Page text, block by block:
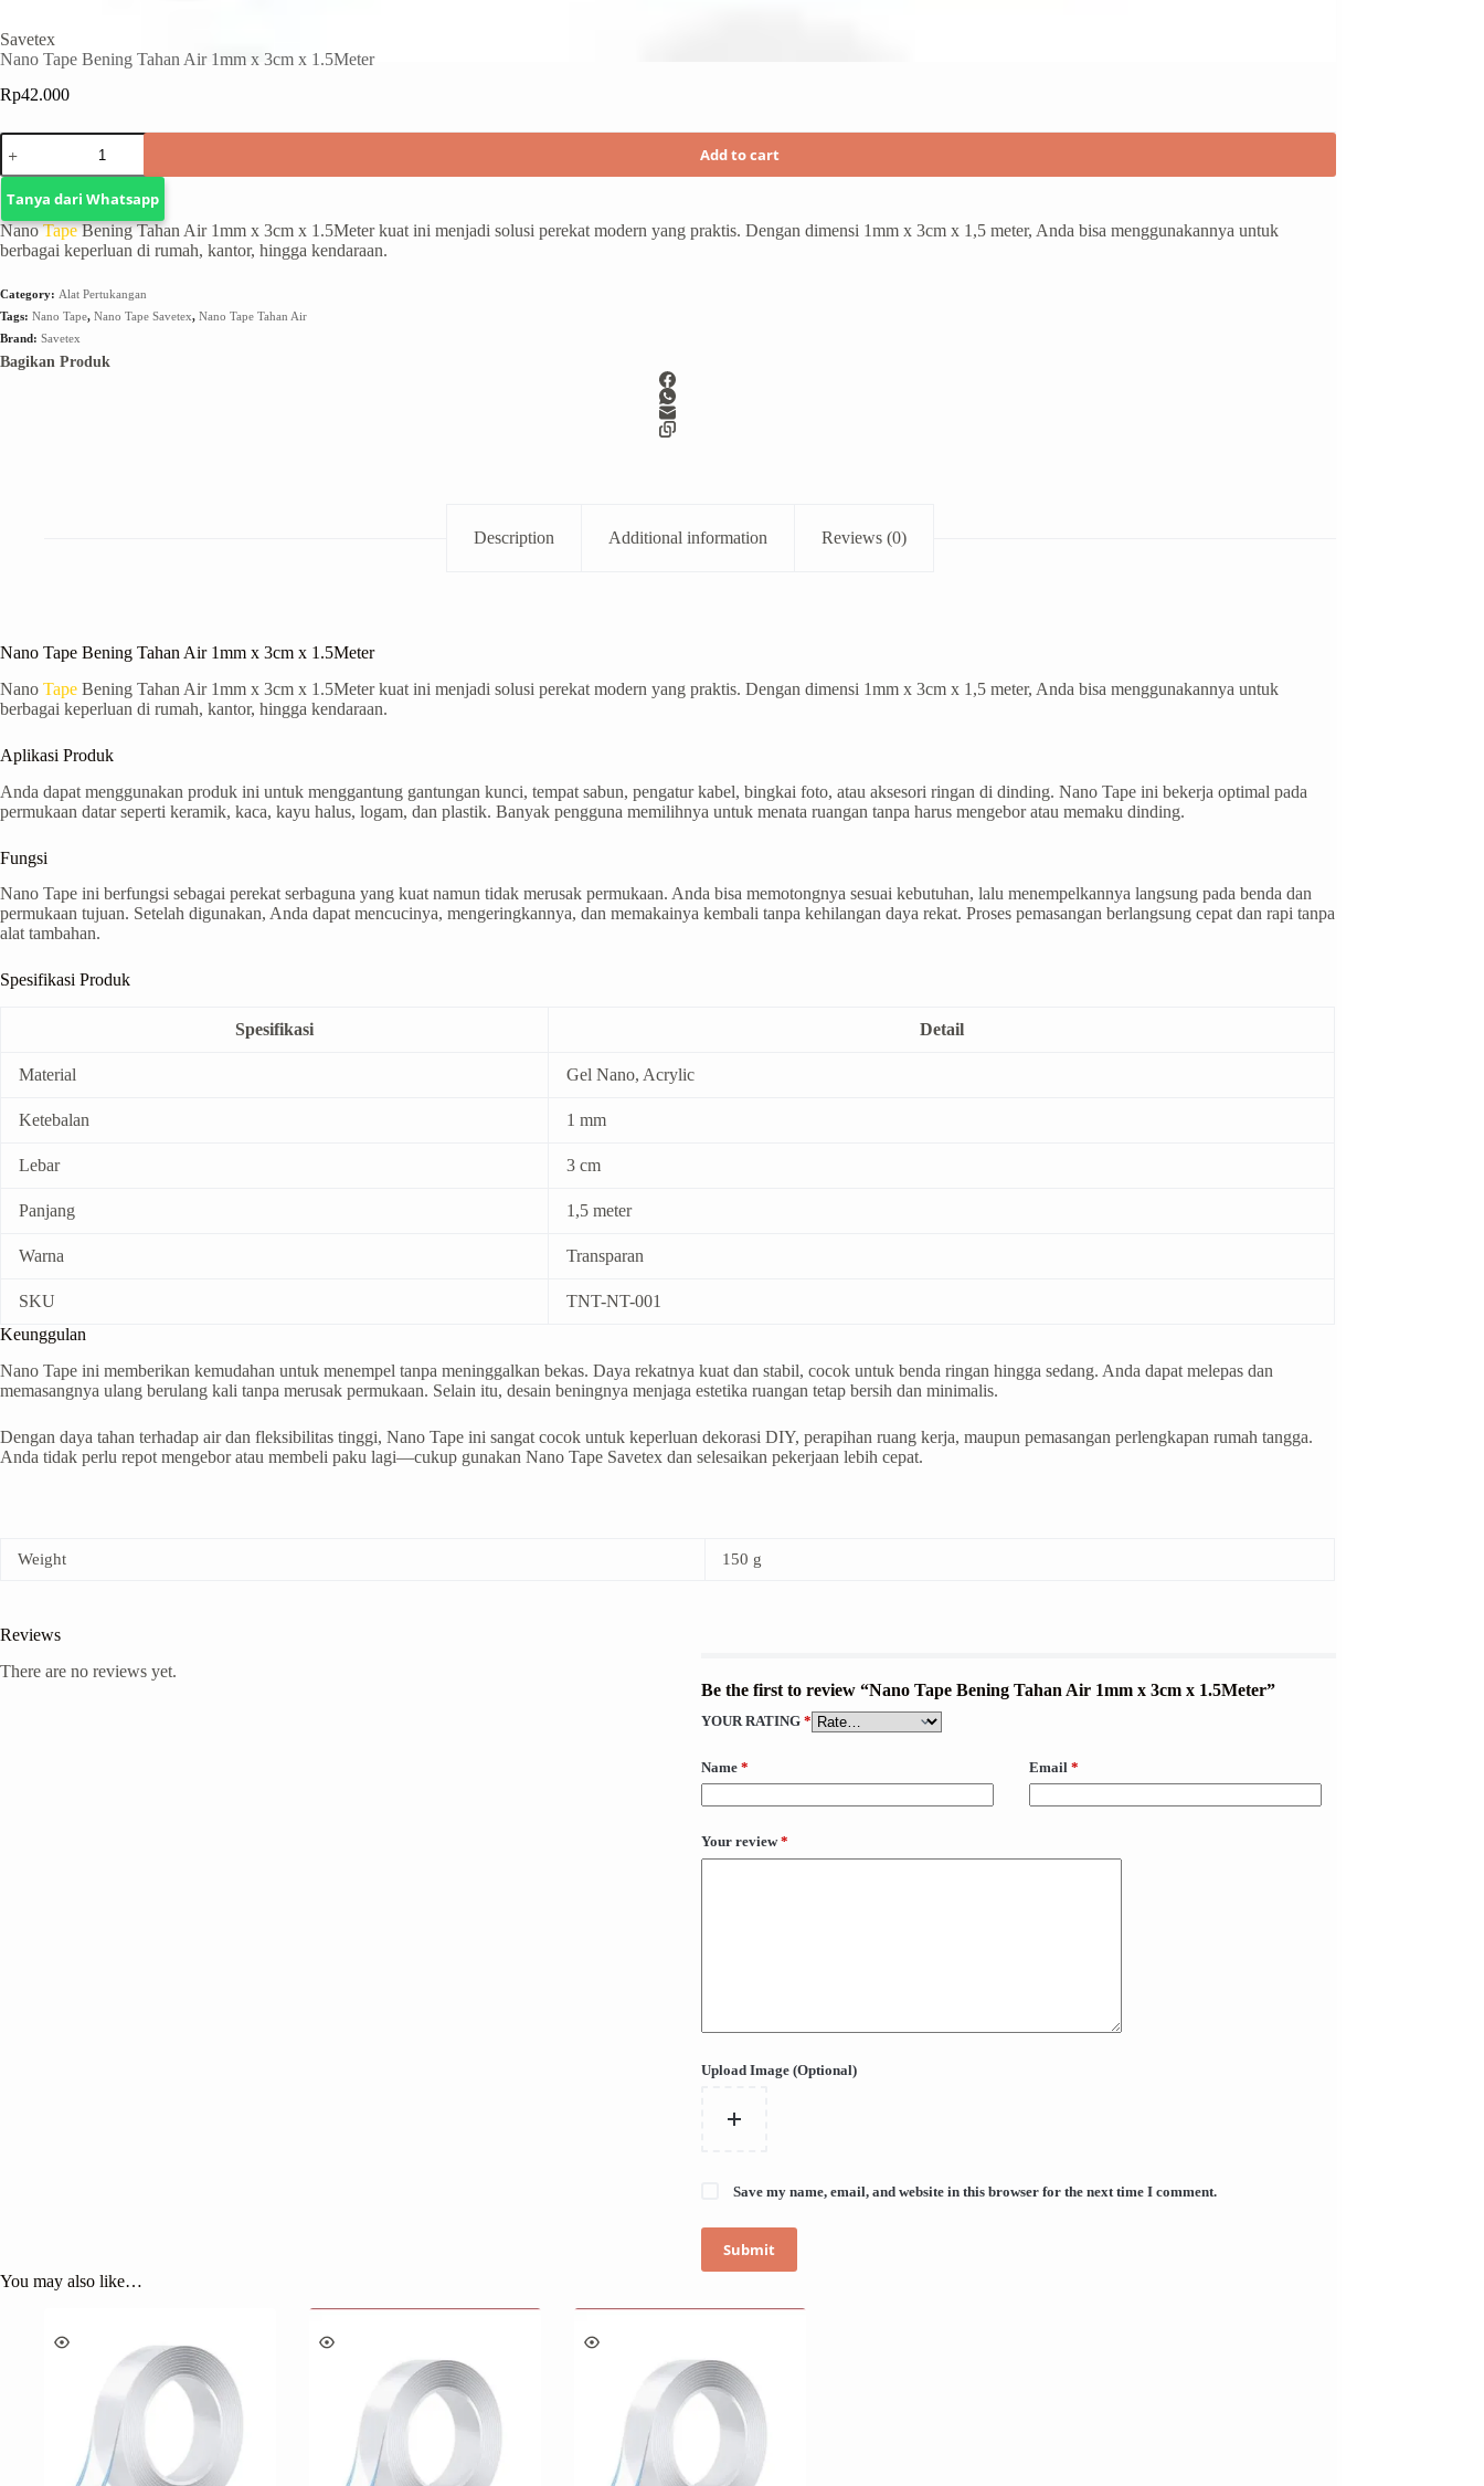
Savetex
Nano Tape Bening Tahan Air 1mm x 3cm x 1.5Meter
Rp42.000
Add to cart
Tanya dari Whatsapp
NanoTapeBening Tahan Air 1mm x 3cm x 1.5Meter kuat ini menjadi solusi perekat modern yang praktis. Dengan dimensi 1mm x 3cm x 1,5 meter, Anda bisa menggunakannya untuk
berbagai keperluan di rumah, kantor, hingga kendaraan.
Category: Alat Pertukangan
Tags: Nano Tape, Nano Tape Savetex, Nano Tape Tahan Air
Brand: Savetex
Bagikan Produk
Description Additional information Reviews (0)
Nano Tape Bening Tahan Air 1mm x 3cm x 1.5Meter
Nano Tape Bening Tahan Air 1mm x 3cm x 1.5Meter kuat ini menjadi solusi perekat modern yang praktis. Dengan dimensi 1mm x 3cm x 1,5 meter, Anda bisa menggunakannya untuk
berbagai keperluan di rumah, kantor, hingga kendaraan.
Aplikasi Produk
Anda dapat menggunakan produk ini untuk menggantung gantungan kunci, tempat sabun, pengatur kabel, bingkai foto, atau aksesori ringan di dinding. Nano Tape ini bekerja optimal pada
permukaan datar seperti keramik, kaca, kayu halus, logam, dan plastik. Banyak pengguna memilihnya untuk menata ruangan tanpa harus mengebor atau memaku dinding.
Fungsi
Nano Tape ini berfungsi sebagai perekat serbaguna yang kuat namun tidak merusak permukaan. Anda bisa memotongnya sesuai kebutuhan, lalu menempelkannya langsung pada benda dan
permukaan tujuan. Setelah digunakan, Anda dapat mencucinya, mengeringkannya, dan memakainya kembali tanpa kehilangan daya rekat. Proses pemasangan berlangsung cepat dan rapi tanpa
alat tambahan.
Spesifikasi Produk
Spesifikasi Detail
Material Gel Nano, Acrylic
Ketebalan 1 mm
Lebar 3 cm
Panjang 1,5 meter
Warna Transparan
SKU
TNT-NT-001
Keunggulan
Nano Tape ini memberikan kemudahan untuk menempel tanpa meninggalkan bekas. Daya rekatnya kuat dan stabil, cocok untuk benda ringan hingga sedang. Anda dapat melepas dan
memasangnya ulang berulang kali tanpa merusak permukaan. Selain itu, desain beningnya menjaga estetika ruangan tetap bersih dan minimalis.
Dengan daya tahan terhadap air dan fleksibilitas tinggi, Nano Tape ini sangat cocok untuk keperluan dekorasi DIY, perapihan ruang kerja, maupun pemasangan perlengkapan rumah tangga.
Anda tidak perlu repot mengebor atau membeli paku lagi—cukup gunakan Nano Tape Savetex dan selesaikan pekerjaan lebih cepat.
Weight 150 g
Reviews
There are no reviews yet.
Be the first to review “Nano Tape Bening Tahan Air 1mm x 3cm x 1.5Meter”
YOUR RATING*
Name * Email *
Your review*
Upload Image (Optional)
Save my name, email, and website in this browser for the next time I comment.
Submit
You may also like…